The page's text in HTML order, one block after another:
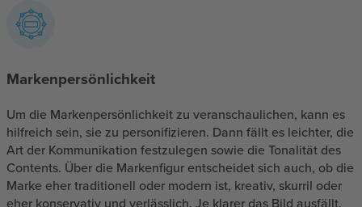
Markenpersönlichkeit
Um die Markenpersönlichkeit zu veranschaulichen, kann es
hilfreich sein, sie zu personifizieren. Dann fällt es leichter, die
Art der Kommunikation festzulegen sowie die Tonalität des
Contents. Über die Markenfigur entscheidet sich auch, ob die
Marke eher traditionell oder modern ist, kreativ, skurril oder
eher konservativ und verlässlich. Je klarer das Bild ausfällt,